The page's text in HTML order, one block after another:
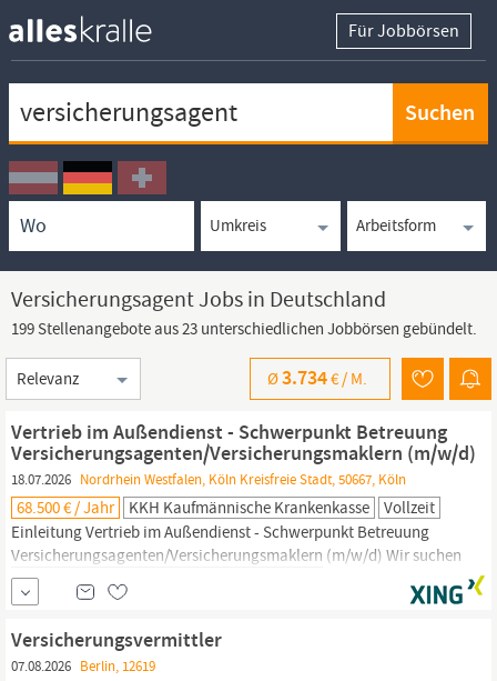
Für Jobbörsen
Ortssuche
Umkreissuche
Arbeitsform
Versicherungsagent Jobs in Deutschland
199 Stellenangebote aus 23 unterschiedlichen Jobbörsen gebündelt.
Sortierung
Ø3.734€ / M.
Vertrieb im Außendienst - Schwerpunkt Betreuung
Versicherungsagenten/Versicherungsmaklern (m/w/d)
18.07.2026 Nordrhein Westfalen, Köln Kreisfreie Stadt, 50667, Köln
68.500 € / Jahr KKH Kaufmännische Krankenkasse
Vollzeit
Einleitung Vertrieb im Außendienst - Schwerpunkt Betreuung
Versicherungsagenten/Versicherungsmaklern (m/w/d) Wir suchen
Sie - für den Vertrieb im Außendienst mit dem Schwerpunkt der
Betreuung vonVersicherungsagenten/Versicherungsmaklern
Aachen. Sie besitzen die Fähigkeit, sich ein...
Versicherungsvermittler
07.08.2026 Berlin, 12619